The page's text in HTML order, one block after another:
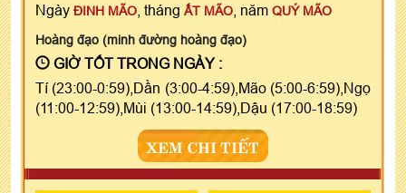
Ngày ĐINH MÃO , tháng ẤT MÃO , năm QUÝ MÃO
Hoàng đạo (minh đường hoàng đạo)
GIỜ TỐT TRONG NGÀY :
Tí (23:00-0:59),Dần (3:00-4:59),Mão (5:00-6:59),Ngọ
(11:00-12:59),Mùi (13:00-14:59),Dậu (17:00-18:59)
XEM CHI TIẾT